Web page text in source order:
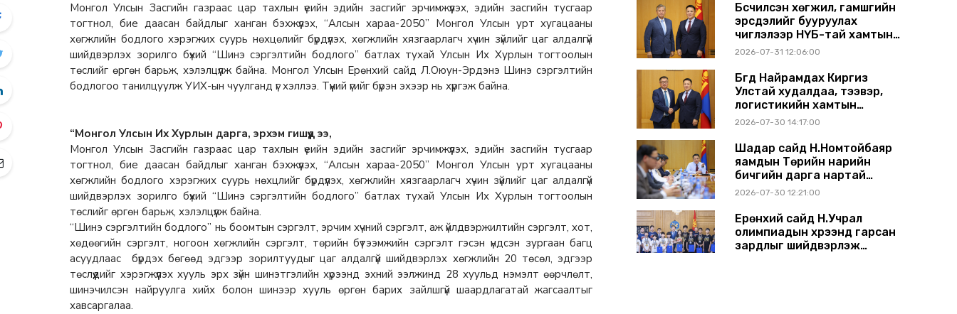
Монгол Улсын Засгийн газраас цар тахлын үеийн эдийн засгийг эрчимжүүлэх, эдийн засгийн тусгаар
тогтнол, бие даасан байдлыг ханган бэхжүүлэх, “Алсын хараа-2050” Монгол Улсын урт хугацааны
хөгжлийн бодлого хэрэгжих суурь нөхцөлийг бүрдүүлэх, хөгжлийн хязгаарлагч хүчин зүйлийг цаг алдалгүй
шийдвэрлэх зорилго бүхий “Шинэ сэргэлтийн бодлого” батлах тухай Улсын Их Хурлын тогтоолын
төслийг өргөн барьж, хэлэлцүүлж байна. Монгол Улсын Ерөнхий сайд Л.Оюун-Эрдэнэ Шинэ сэргэлтийн
бодлогоо танилцуулж УИХ-ын чуулганд үг хэллээ. Түүний үгийг бүрэн эхээр нь хүргэж байна.
“Монгол Улсын Их Хурлын дарга, эрхэм гишүүд ээ,
Монгол Улсын Засгийн газраас цар тахлын үеийн эдийн засгийг эрчимжүүлэх, эдийн засгийн тусгаар
тогтнол, бие даасан байдлыг ханган бэхжүүлэх, “Алсын хараа-2050” Монгол Улсын урт хугацааны
хөгжлийн бодлого хэрэгжих суурь нөхцлийг бүрдүүлэх, хөгжлийн хязгаарлагч хүчин зүйлийг цаг алдалгүй
шийдвэрлэх зорилго бүхий “Шинэ сэргэлтийн бодлого” батлах тухай Улсын Их Хурлын тогтоолын
төслийг өргөн барьж, хэлэлцүүлж байна.
“Шинэ сэргэлтийн бодлого” нь боомтын сэргэлт, эрчим хүчний сэргэлт, аж үйлдвэржилтийн сэргэлт, хот,
хөдөөгийн сэргэлт, ногоон хөгжлийн сэргэлт, төрийн бүтээмжийн сэргэлт гэсэн үндсэн зургаан багц
асуудлаас бүрдэх бөгөөд эдгээр зорилтуудыг цаг алдалгүй шийдвэрлэх хөгжлийн 20 төсөл, эдгээр
төслүүдийг хэрэгжүүлэх хууль эрх зүйн шинэтгэлийн хүрээнд эхний ээлжинд 28 хуульд нэмэлт өөрчлөлт,
шинэчилсэн найруулга хийх болон шинээр хууль өргөн барих зайлшгүй шаардлагатай жагсаалтыг
хавсаргалаа.
Бүсчилсэн хөгжил, гамшгийн
эрсдэлийг бууруулах
чиглэлээр НҮБ-тай хамтын
ажиллагаагаа өргөжүүлэхээр
2026-07-31 12:06:00
Бүгд Найрамдах Киргиз
Улстай худалдаа, тээвэр,
логистикийн хамтын
ажиллагааг өргөжүүлнэ
2026-07-30 14:17:00
Шадар сайд Н.Номтойбаяр
яамдын Төрийн нарийн
бичгийн дарга нартай
шуурхай хуралдлаа
2026-07-30 12:21:00
Ерөнхий сайд Н.Учрал
олимпиадын хүрээнд гарсан
зардлыг шийдвэрлэж